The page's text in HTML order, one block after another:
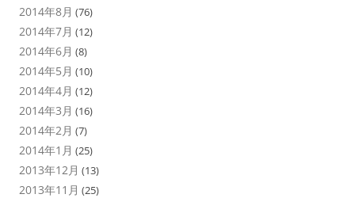
2014年8月 (76)
2014年7月 (12)
2014年6月 (8)
2014年5月 (10)
2014年4月 (12)
2014年3月 (16)
2014年2月 (7)
2014年1月 (25)
2013年12月 (13)
2013年11月 (25)